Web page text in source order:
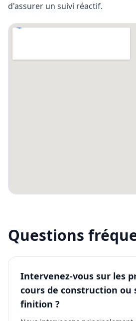
d'assurer un suivi réactif.
Questions
Intervenez-vous sur les
cours de construction ou
finition ?